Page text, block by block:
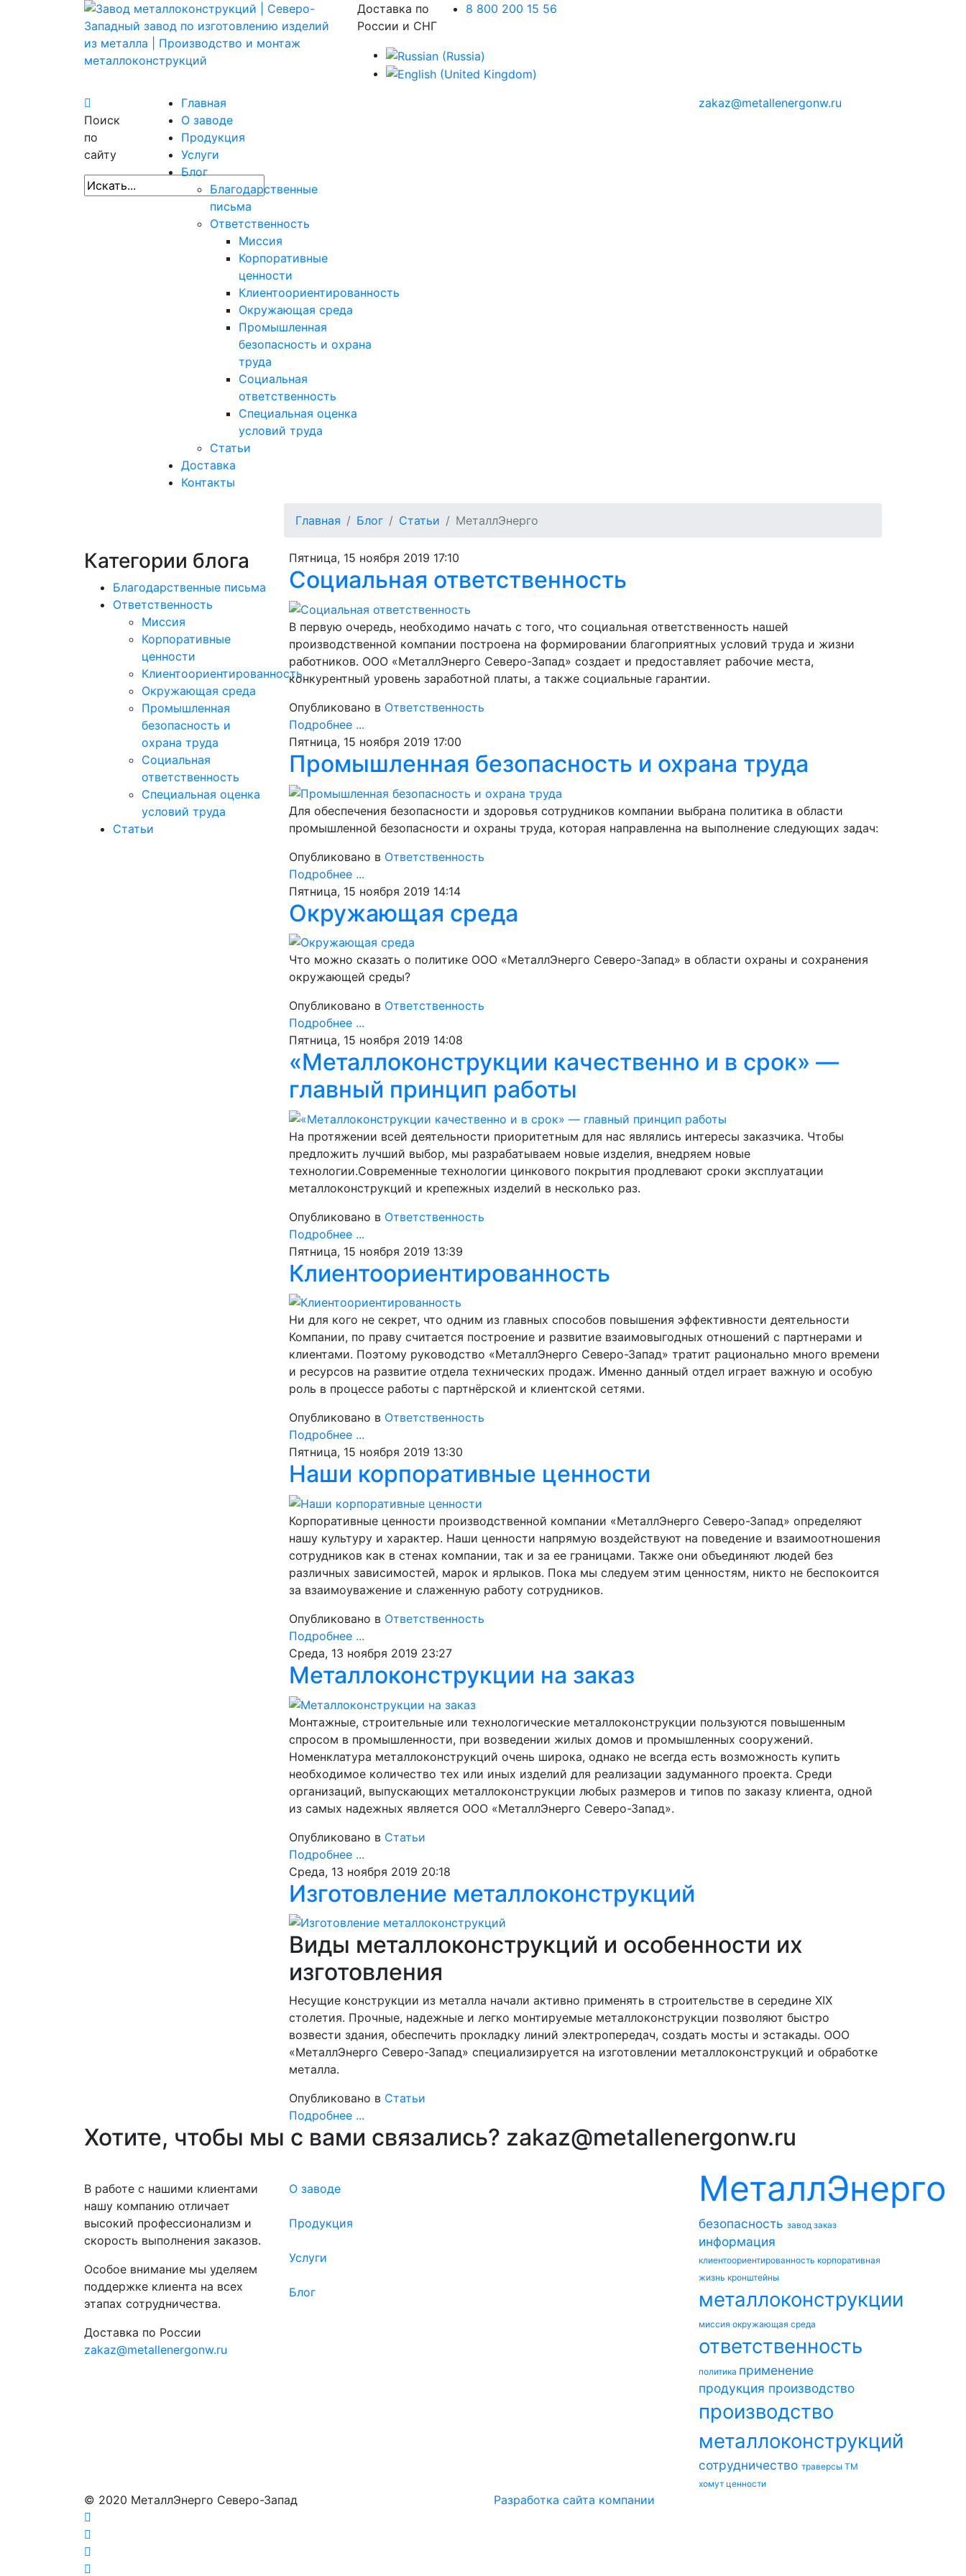
Доставка по
России и СНГ
8 800 200 15 56
Поиск
по
сайту
Главная
О заводе
Продукция
Услуги
Блог
Благодарственные
письма
Ответственность
Миссия
Корпоративные
ценности
Клиентоориентированность
Окружающая среда
Промышленная
безопасность и охрана
труда
Социальная
ответственность
Специальная оценка
условий труда
Статьи
Доставка
Контакты
zakaz@metallenergonw.ru
Главная Блог Статьи МеталлЭнерго
Категории блога
Благодарственные письма
Ответственность
Миссия
Корпоративные
ценности
Клиентоориентированность
Окружающая среда
Промышленная
безопасность и
охрана труда
Социальная
ответственность
Специальная оценка
условий труда
Статьи
Пятница, 15 ноября 2019 17:10
Социальная ответственность
В первую очередь, необходимо начать с того, что социальная ответственность нашей
производственной компании построена на формировании благоприятных условий труда и жизни
работников. ООО «МеталлЭнерго Северо-Запад» создает и предоставляет рабочие места,
конкурентный уровень заработной платы, а также социальные гарантии.
Опубликовано в Ответственность
Подробнее ...
Пятница, 15 ноября 2019 17:00
Промышленная безопасность и охрана труда
Для обеспечения безопасности и здоровья сотрудников компании выбрана политика в области
промышленной безопасности и охраны труда, которая направленна на выполнение следующих задач:
Опубликовано в Ответственность
Подробнее ...
Пятница, 15 ноября 2019 14:14
Окружающая среда
Что можно сказать о политике ООО «МеталлЭнерго Северо-Запад» в области охраны и сохранения
окружающей среды?
Опубликовано в Ответственность
Подробнее ...
Пятница, 15 ноября 2019 14:08
«Металлоконструкции качественно и в срок» —
главный принцип работы
На протяжении всей деятельности приоритетным для нас являлись интересы заказчика. Чтобы
предложить лучший выбор, мы разрабатываем новые изделия, внедряем новые
технологии.Современные технологии цинкового покрытия продлевают сроки эксплуатации
металлоконструкций и крепежных изделий в несколько раз.
Опубликовано в Ответственность
Подробнее ...
Пятница, 15 ноября 2019 13:39
Клиентоориентированность
Ни для кого не секрет, что одним из главных способов повышения эффективности деятельности
Компании, по праву считается построение и развитие взаимовыгодных отношений с партнерами и
клиентами. Поэтому руководство «МеталлЭнерго Северо-Запад» тратит рационально много времени
и ресурсов на развитие отдела технических продаж. Именно данный отдел играет важную и особую
роль в процессе работы с партнёрской и клиентской сетями.
Опубликовано в Ответственность
Подробнее ...
Пятница, 15 ноября 2019 13:30
Наши корпоративные ценности
Корпоративные ценности производственной компании «МеталлЭнерго Северо-Запад» определяют
нашу культуру и характер. Наши ценности напрямую воздействуют на поведение и взаимоотношения
сотрудников как в стенах компании, так и за ее границами. Также они объединяют людей без
различных зависимостей, марок и ярлыков. Пока мы следуем этим ценностям, никто не беспокоится
за взаимоуважение и слаженную работу сотрудников.
Опубликовано в Ответственность
Подробнее ...
Среда, 13 ноября 2019 23:27
Металлоконструкции на заказ
Монтажные, строительные или технологические металлоконструкции пользуются повышенным
спросом в промышленности, при возведении жилых домов и промышленных сооружений.
Номенклатура металлоконструкций очень широка, однако не всегда есть возможность купить
необходимое количество тех или иных изделий для реализации задуманного проекта. Среди
организаций, выпускающих металлоконструкции любых размеров и типов по заказу клиента, одной
из самых надежных является ООО «МеталлЭнерго Северо-Запад».
Опубликовано в Статьи
Подробнее ...
Среда, 13 ноября 2019 20:18
Изготовление металлоконструкций
Виды металлоконструкций и особенности их
изготовления
Несущие конструкции из металла начали активно применять в строительстве в середине XIX
столетия. Прочные, надежные и легко монтируемые металлоконструкции позволяют быстро
возвести здания, обеспечить прокладку линий электропередач, создать мосты и эстакады. ООО
«МеталлЭнерго Северо-Запад» специализируется на изготовлении металлоконструкций и обработке
металла.
Опубликовано в Статьи
Подробнее ...
Хотите, чтобы мы с вами связались? zakaz@metallenergonw.ru
В работе с нашими клиентами
нашу компанию отличает
высокий профессионализм и
скорость выполнения заказов.
Особое внимание мы уделяем
поддержке клиента на всех
этапах сотрудничества.
Доставка по России
zakaz@metallenergonw.ru
О заводе
Продукция
Услуги
Блог
МеталлЭнерго
безопасность завод заказ
информация
клиентоориентированность корпоративная
жизнь кронштейны
металлоконструкции
миссия окружающая среда
ответственность
политика применение
продукция производство
производство
металлоконструкций
сотрудничество траверсы ТМ
хомут ценности
© 2020 МеталлЭнерго Северо-Запад Разработка сайта компании